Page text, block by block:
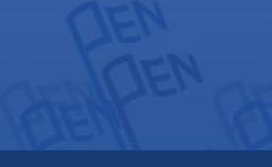
https://
Тривка тканина
https://
Кассандра